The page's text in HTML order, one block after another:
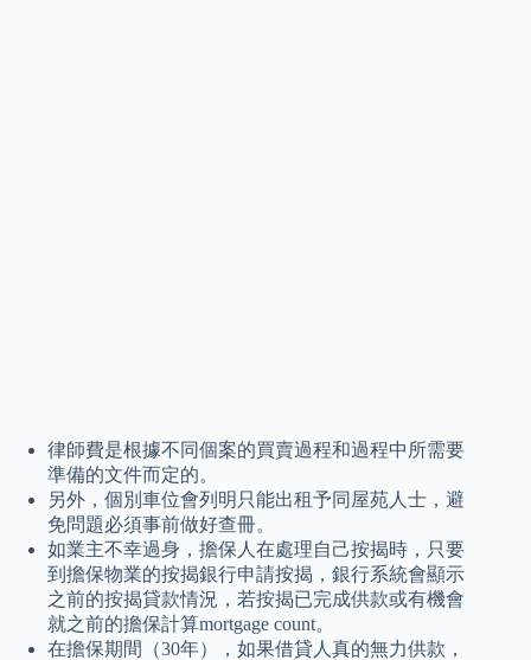
律師費是根據不同個案的買賣過程和過程中所需要
準備的文件而定的。
另外，個別車位會列明只能出租予同屋苑人士，避
免問題必須事前做好查冊。
如業主不幸過身，擔保人在處理自己按揭時，只要
到擔保物業的按揭銀行申請按揭，銀行系統會顯示
之前的按揭貸款情況，若按揭已完成供款或有機會
就之前的擔保計算mortgage count。
在擔保期間（30年），如果借貸人真的無力供款，